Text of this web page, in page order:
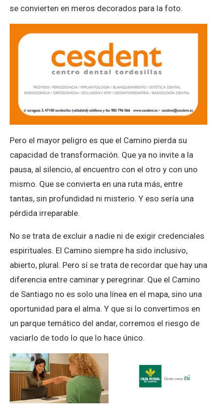
se convierten en meros decorados para la foto.
Pero el mayor peligro es que el Camino pierda su
capacidad de transformación. Que ya no invite a la
pausa, al silencio, al encuentro con el otro y con uno
mismo. Que se convierta en una ruta más, entre
tantas, sin profundidad ni misterio. Y eso sería una
pérdida irreparable.
No se trata de excluir a nadie ni de exigir credenciales
espirituales. El Camino siempre ha sido inclusivo,
abierto, plural. Pero sí se trata de recordar que hay una
diferencia entre caminar y peregrinar. Que el Camino
de Santiago no es solo una línea en el mapa, sino una
oportunidad para el alma. Y que si lo convertimos en
un parque temático del andar, corremos el riesgo de
vaciarlo de todo lo que lo hace único.